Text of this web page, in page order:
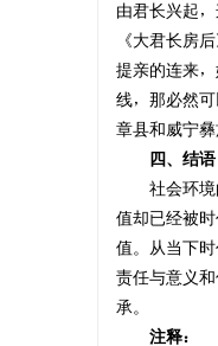
由君长兴起
《大君长房
提亲的连来
线，那必然
章县和威宁
四、结语
社会环境的
值却已经被
值。从当下
责任与意义
承。
注释：